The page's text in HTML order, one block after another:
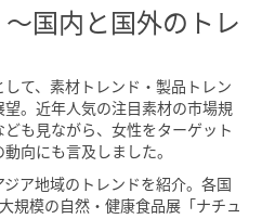
国内と国外のトレ
て、素材トレンド・製品トレン
。近年人気の注目素材の市場規
も見ながら、女性をターゲット
向にも言及しました。
ア地域のトレンドを紹介。各国
規模の自然・健康食品展「ナチュ